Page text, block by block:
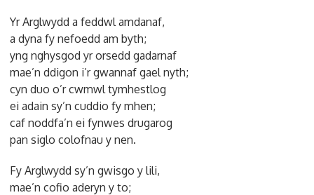
Yr Arglwydd a feddwl amdanaf,
a dyna fy nefoedd am byth;
yng nghysgod yr orsedd gadarnaf
mae’n ddigon i’r gwannaf gael nyth;
cyn duo o’r cwmwl tymhestlog
ei adain sy’n cuddio fy mhen;
caf noddfa’n ei fynwes drugarog
pan siglo colofnau y nen.
Fy Arglwydd sy’n gwisgo y lili,
mae’n cofio aderyn y to;